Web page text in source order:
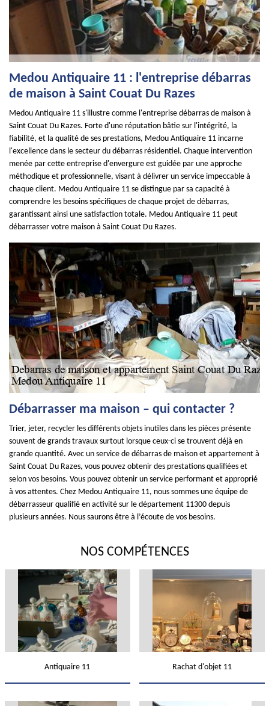
Medou Antiquaire 11 : l'entreprise débarras
de maison à Saint Couat Du Razes
Medou Antiquaire 11 s'illustre comme l'entreprise débarras de maison à
Saint Couat Du Razes. Forte d'une réputation bâtie sur l'intégrité, la
fiabilité, et la qualité de ses prestations, Medou Antiquaire 11 incarne
l'excellence dans le secteur du débarras résidentiel. Chaque intervention
menée par cette entreprise d'envergure est guidée par une approche
méthodique et professionnelle, visant à délivrer un service impeccable à
chaque client. Medou Antiquaire 11 se distingue par sa capacité à
comprendre les besoins spécifiques de chaque projet de débarras,
garantissant ainsi une satisfaction totale. Medou Antiquaire 11 peut
débarrasser votre maison à Saint Couat Du Razes.
Débarrasser ma maison – qui contacter ?
Trier, jeter, recycler les différents objets inutiles dans les pièces présente
souvent de grands travaux surtout lorsque ceux-ci se trouvent déjà en
grande quantité. Avec un service de débarras de maison et appartement à
Saint Couat Du Razes, vous pouvez obtenir des prestations qualifiées et
selon vos besoins. Vous pouvez obtenir un service performant et approprié
à vos attentes. Chez Medou Antiquaire 11, nous sommes une équipe de
débarrasseur qualifié en activité sur le département 11300 depuis
plusieurs années. Nous saurons être à l’écoute de vos besoins.
NOS COMPÉTENCES
Antiquaire 11 Rachat d'objet 11